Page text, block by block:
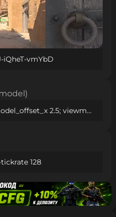
iQheT-vmYbD
viewmodel_fov 68; viewmodel_offset_x 2.5; viewmodel_offset_y 0; viewmodel_offset_z -1.5; viewmodel_presetpos 2;
128